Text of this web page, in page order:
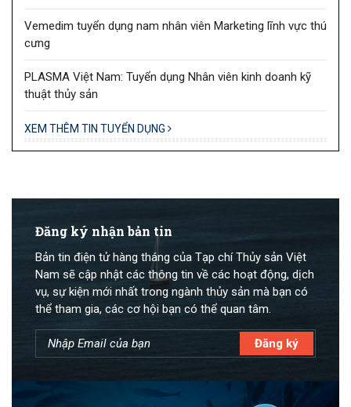
Vemedim tuyển dụng nam nhân viên Marketing lĩnh vực thú
cưng
PLASMA Việt Nam: Tuyển dụng Nhân viên kinh doanh kỹ
thuật thủy sản
XEM THÊM TIN TUYỂN DỤNG
Đăng ký nhận bản tin
Bản tin điện tử hàng tháng của Tạp chí Thủy sản Việt
Nam sẽ cập nhật các thông tin về các hoạt động, dịch
vụ, sự kiện mới nhất trong ngành thủy sản mà bạn có
thể tham gia, các cơ hội bạn có thể quan tâm.